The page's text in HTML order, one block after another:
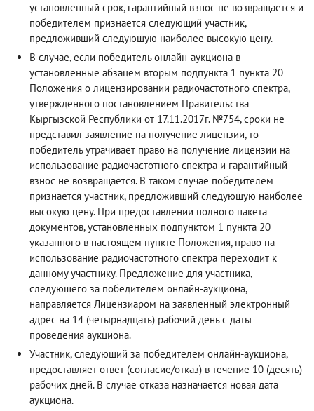
установленный срок, гарантийный взнос не возвращается и
победителем признается следующий участник,
предложивший следующую наиболее высокую цену.
В случае, если победитель онлайн-аукциона в
установленные абзацем вторым подпункта 1 пункта 20
Положения о лицензировании радиочастотного спектра,
утвержденного постановлением Правительства
Кыргызской Республики от 17.11.2017г. №754, сроки не
представил заявление на получение лицензии, то
победитель утрачивает право на получение лицензии на
использование радиочастотного спектра и гарантийный
взнос не возвращается. В таком случае победителем
признается участник, предложивший следующую наиболее
высокую цену. При предоставлении полного пакета
документов, установленных подпунктом 1 пункта 20
указанного в настоящем пункте Положения, право на
использование радиочастотного спектра переходит к
данному участнику. Предложение для участника,
следующего за победителем онлайн-аукциона,
направляется Лицензиаром на заявленный электронный
адрес на 14 (четырнадцать) рабочий день с даты
проведения аукциона.
Участник, следующий за победителем онлайн-аукциона,
предоставляет ответ (согласие/отказ) в течение 10 (десять)
рабочих дней. В случае отказа назначается новая дата
аукциона.